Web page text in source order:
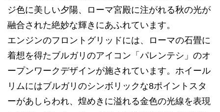
ジ色に美しい夕陽、ローマ宮殿に注がれる秋の光が
融合された絶妙な輝きにあふれています。
エンジンのフロントグリッドには、ローマの石畳に
着想を得たブルガリのアイコン「パレンテシ」のオ
ープンワークデザインが施されています。ホイール
リムにはブルガリのシンボリックな8ポイントスタ
ーがあしらわれ、煌めきに溢れる金色の光線を表現